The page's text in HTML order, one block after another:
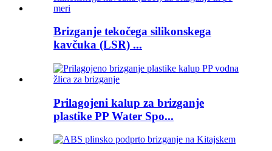
Brizganje tekočega silikonskega
kavčuka (LSR) ...
Prilagojeni kalup za brizganje
plastike PP Water Spo...